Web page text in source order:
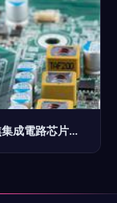
南京江北 崛起中的“中國芯片之城”——聚焦集成電路芯片設計及服務